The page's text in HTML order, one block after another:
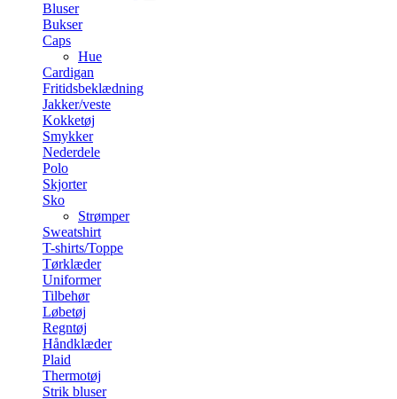
Bluser
Bukser
Caps
Hue
Cardigan
Fritidsbeklædning
Jakker/veste
Kokketøj
Smykker
Nederdele
Polo
Skjorter
Sko
Strømper
Sweatshirt
T-shirts/Toppe
Tørklæder
Uniformer
Tilbehør
Løbetøj
Regntøj
Håndklæder
Plaid
Thermotøj
Strik bluser